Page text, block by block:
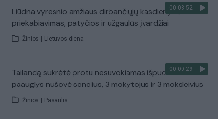
00:03:52
Liūdna vyresnio amžiaus dirbančiųjų kasdienybė –
priekabiavimas, patyčios ir užgaulūs įvardžiai
Žinios Lietuvos diena
00:00:29
Tailandą sukrėtė protu nesuvokiamas išpuolis:
paauglys nušovė senelius, 3 mokytojus ir 3 moksleivius
Žinios Pasaulis